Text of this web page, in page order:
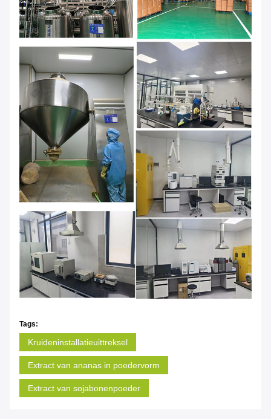
Tags:
Kruideninstallatieuittreksel
Extract van ananas in poedervorm
Extract van sojabonenpoeder